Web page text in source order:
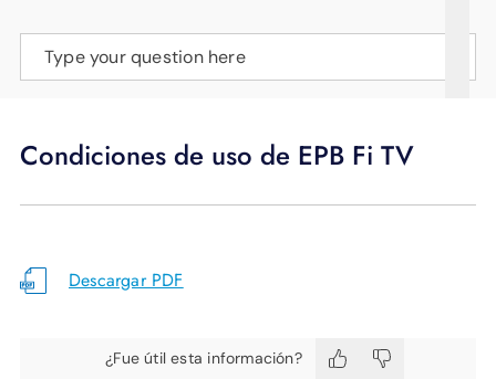
Type your question here
Condiciones de uso de EPB Fi TV
Descargar PDF
¿Fue útil esta información?